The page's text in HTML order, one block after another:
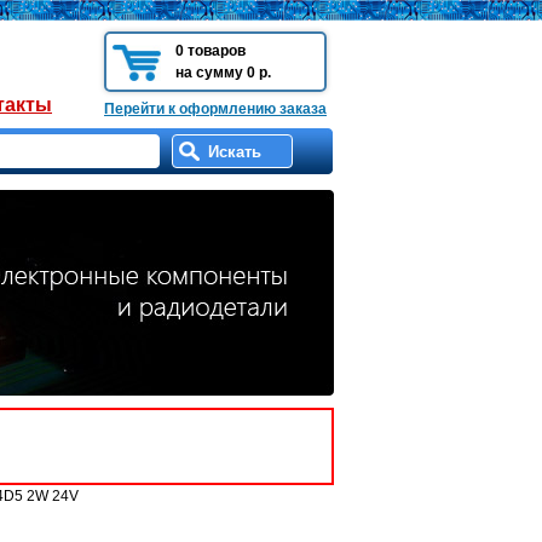
0 товаров
на сумму 0 р.
Перейти к оформлению заказа
2W 24V